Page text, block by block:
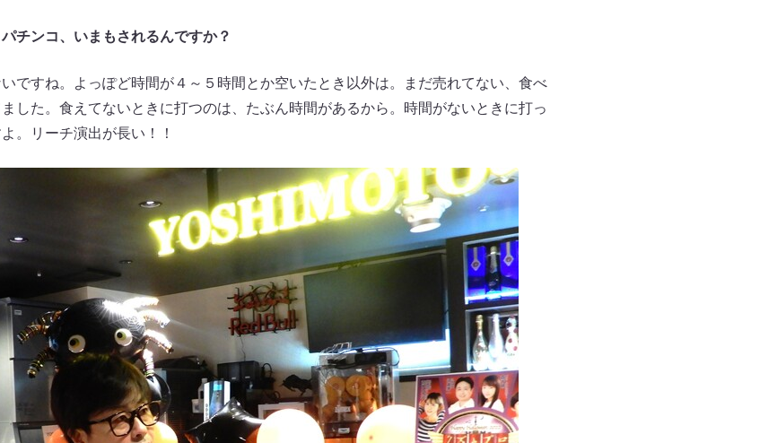
ンコ、いまもされるんですか？
すね。よっぽど時間が４～５時間とか空いたとき以外は。まだ売れてない、食べ
した。食えてないときに打つのは、たぶん時間があるから。時間がないときに打っ
。リーチ演出が長い！！